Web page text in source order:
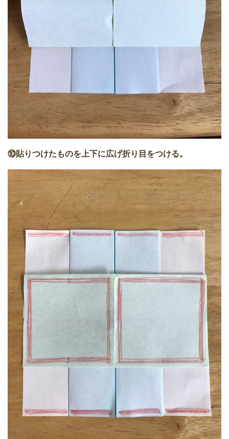
⑩貼りつけたものを上下に広げ折り目をつける。